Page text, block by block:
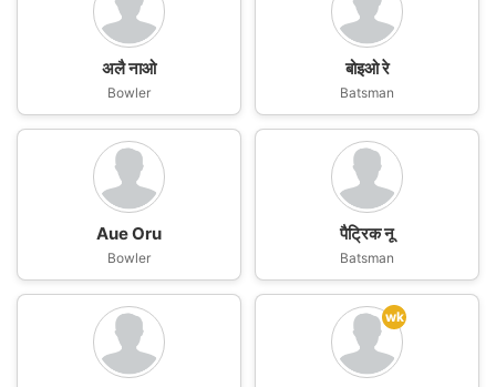
अलै नाओ
Bowler
बोइओ रे
Batsman
Aue Oru
Bowler
पैट्रिक नू
Batsman
wk